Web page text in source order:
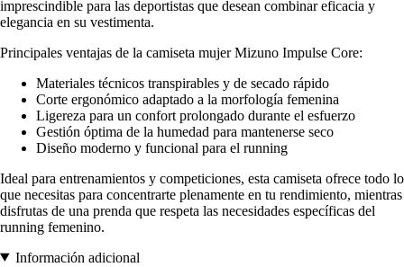
imprescindible para las deportistas que desean combinar eficacia y
elegancia en su vestimenta.
Principales ventajas de la camiseta mujer Mizuno Impulse Core:
Materiales técnicos transpirables y de secado rápido
Corte ergonómico adaptado a la morfología femenina
Ligereza para un confort prolongado durante el esfuerzo
Gestión óptima de la humedad para mantenerse seco
Diseño moderno y funcional para el running
Ideal para entrenamientos y competiciones, esta camiseta ofrece todo lo
que necesitas para concentrarte plenamente en tu rendimiento, mientras
disfrutas de una prenda que respeta las necesidades específicas del
running femenino.
Información adicional